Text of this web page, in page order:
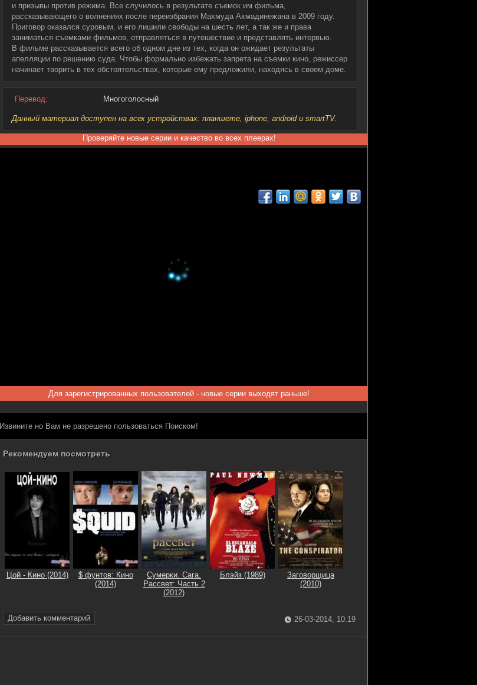
и призывы против режима. Все случилось в результате съемок им фильма,
рассказывающего о волнениях после переизбрания Махмуда Ахмадинежана в 2009 году.
Приговор оказался суровым, и его лишили свободы на шесть лет, а так же и права
заниматься съемками фильмов, отправляться в путешествие и представлять интервью.
В фильме рассказывается всего об одном дне из тех, когда он ожидает результаты
апелляции по решению суда. Чтобы формально избежать запрета на съемки кино, режиссер
начинает творить в тех обстоятельствах, которые ему предложили, находясь в своем доме.
Перевод: Многоголосный
Данный материал доступен на всех устройствах: планшете, iphone, android и smartTV.
Проверяйте новые серии и качество во всех плеерах!
Для зарегистрированных пользователей - новые серии выходят раньше!
Извините но Вам не разрешено пользоваться Поиском!
Рекомендуем посмотреть
Цой - Кино (2014)
$ фунтов: Кино
(2014)
Сумерки. Сага.
Рассвет: Часть 2
(2012)
Блэйз (1989)
Заговорщица
(2010)
Добавить комментарий 26-03-2014, 10:19